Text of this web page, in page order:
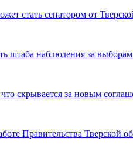
стать сенатором от
штаба наблюдения за
скрывается за новым
Правительства Тверской